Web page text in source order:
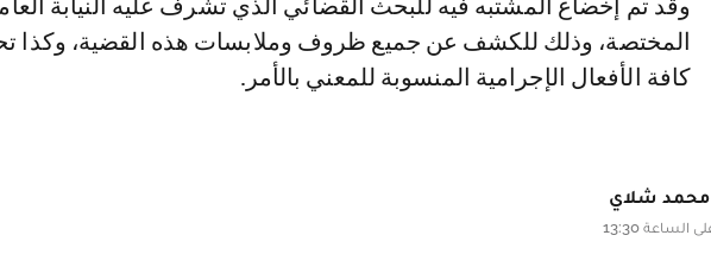
وقد تم إخضاع المشتبه فيه للبحث القضائي الذي تشرف عليه النيابة
المختصة، وذلك للكشف عن جميع ظروف وملابسات هذه القضية، وكذا
كافة الأفعال الإجرامية المنسوبة للمعني بالأمر.
محمد شلاي